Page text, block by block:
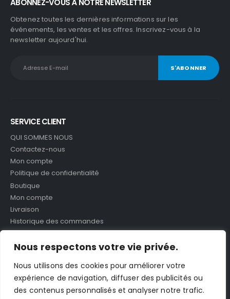
Nous respectons votre vie privée.
Nous utilisons des cookies pour améliorer votre
expérience de navigation, diffuser des publicités ou
des contenus personnalisés et analyser notre trafic.
ABONNEZ-VOUS À NOTRE NEWSLETTER
Obtenez toutes les dernières informations sur les
événements, les ventes et les offres. Inscrivez-vous à la
newsletter aujourd'hui.
SERVICE CLIENT
QUI SOMMES NOUS
Contactez-nous
Mon compte
Politique de confidentialité
Boutique
Mon compte
Livraison
Historique des commandes
À PROPOS
Energie Scoot Maroc Votre Grossiste des pièces de rechange
des trottinettes et vélo électrique Ici au Maroc